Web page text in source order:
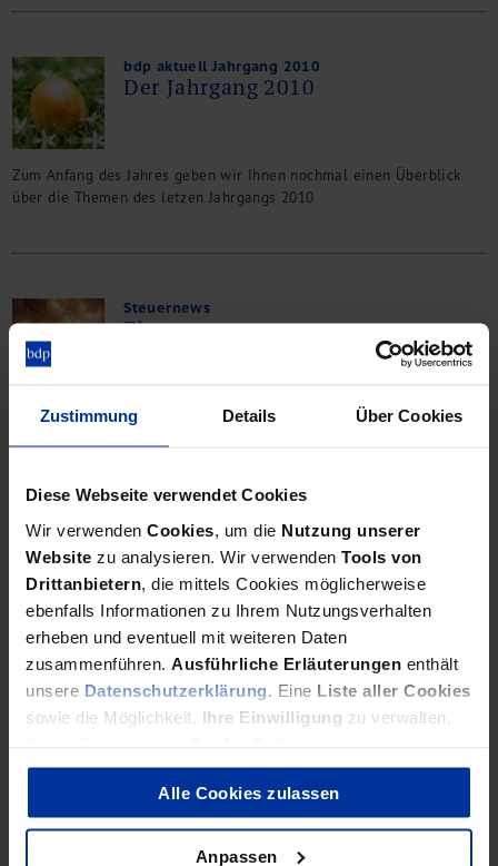
Zustimmung Details Über Cookies
Diese Webseite verwendet Cookies
Wir verwenden Cookies , um die Nutzung unserer
Website zu analysieren. Wir verwenden Tools von
Drittanbietern , die mittels Cookies möglicherweise
ebenfalls Informationen zu Ihrem Nutzungsverhalten
erheben und eventuell mit weiteren Daten
zusammenführen. Ausführliche Erläuterungen enthält
unsere Datenschutzerklärung . Eine Liste aller Cookies
sowie die Möglichkeit, Ihre Einwilligung zu verwalten,
Alle Cookies zulassen
Anpassen
bdp aktuell Jahrgang 2010
Der Jahrgang 2010
Zum Anfang des Jahres geben wir Ihnen nochmal einen Überblick
über die Themen des letzen Jahrgangs 2010
Steuernews
Firmenwagen
Änderungen bei der Fahrtenbuchmethode ab 2011
bdp aktuell: Archiv
Jahrgang 2025/26 | Ausgaben 220ff.
Jahrgang 2023 | 198 - 208
Jahrgang 2022 | 187 - 197
Jahrgang 2021 | 176 - 186
Jahrgang 2020 | 166 - 175
Jahrgang 2019 | 156 - 165
Jahrgang 2015 | 114 - 124
Jahrgang 2014 | 103 - 113